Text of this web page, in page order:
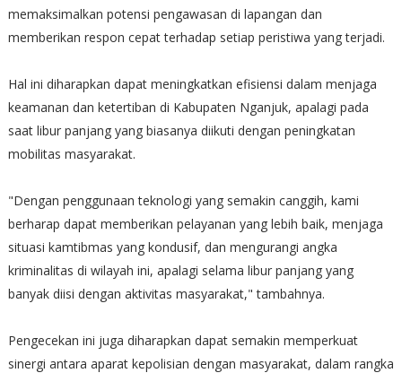
memaksimalkan potensi pengawasan di lapangan dan
memberikan respon cepat terhadap setiap peristiwa yang terjadi.
Hal ini diharapkan dapat meningkatkan efisiensi dalam menjaga
keamanan dan ketertiban di Kabupaten Nganjuk, apalagi pada
saat libur panjang yang biasanya diikuti dengan peningkatan
mobilitas masyarakat.
"Dengan penggunaan teknologi yang semakin canggih, kami
berharap dapat memberikan pelayanan yang lebih baik, menjaga
situasi kamtibmas yang kondusif, dan mengurangi angka
kriminalitas di wilayah ini, apalagi selama libur panjang yang
banyak diisi dengan aktivitas masyarakat," tambahnya.
Pengecekan ini juga diharapkan dapat semakin memperkuat
sinergi antara aparat kepolisian dengan masyarakat, dalam rangka